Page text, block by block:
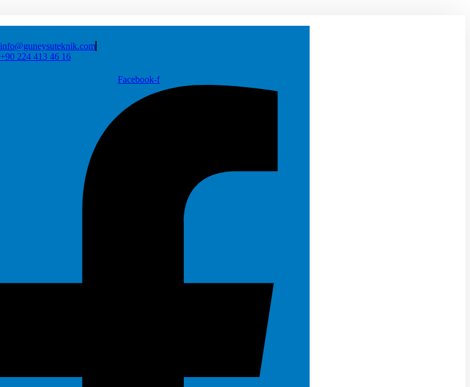
info@guneysuteknik.com
+90 224 413 46 16
Facebook-f